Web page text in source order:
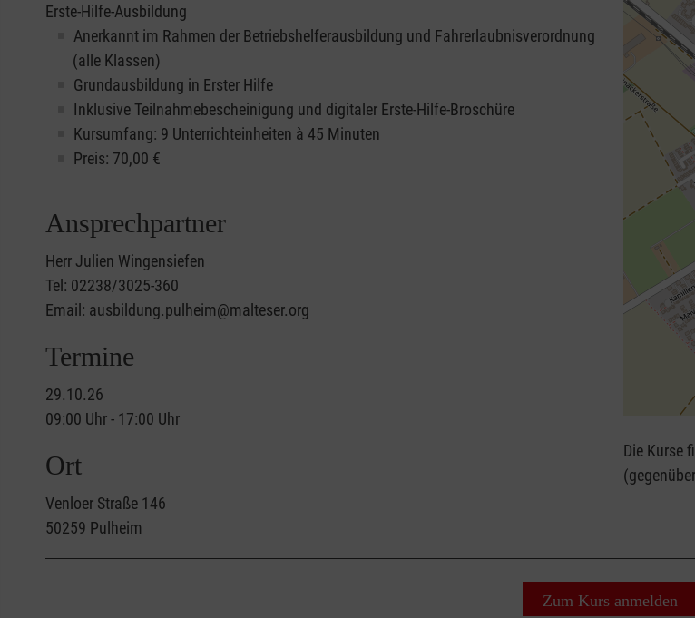
Erste-Hilfe-Ausbildung
Anerkannt im Rahmen der Betriebshelferausbildung und Fahrerlaubnisverordnung
(alle Klassen)
Grundausbildung in Erster Hilfe
Inklusive Teilnahmebescheinigung und digitaler Erste-Hilfe-Broschüre
Kursumfang: 9 Unterrichteinheiten à 45 Minuten
Preis: 70,00 €
Ansprechpartner
Herr Julien Wingensiefen
Tel: 02238/3025-360
Email: ausbildung.pulheim@malteser.org
Termine
29.10.26
09:00 Uhr - 17:00 Uhr
Ort
Venloer Straße 146
50259 Pulheim
⇧
Die Kurse
Zum Kurs anmelden